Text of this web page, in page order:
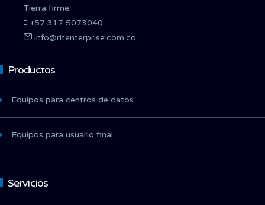
Tierra firme
+57 317 5073040
info@ritenterprise.com.co
Productos
Equipos para centros de datos
Equipos para usuario final
Servicios